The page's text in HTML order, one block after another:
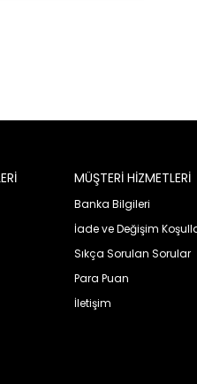
MÜŞTERİ HİZMETLERİ
Banka Bilgileri
İade ve Değişim
Sıkça Sorulan Sorular
Para Puan
İletişim